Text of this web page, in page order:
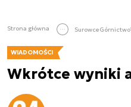
Strona główna SurowceGórnictwo
WIADOMOŚCI
Wkrótce wyniki